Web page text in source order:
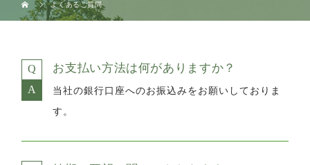
よくあるご質問
お支払い方法は何がありますか？
当社の銀行口座へのお振込みをお願いしておりま
す。